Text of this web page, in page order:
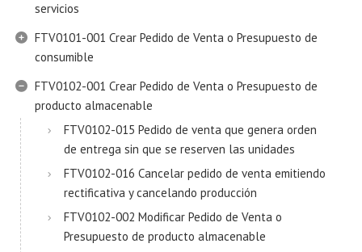
servicios
FTV0101-001 Crear Pedido de Venta o Presupuesto de
consumible
FTV0102-001 Crear Pedido de Venta o Presupuesto de
producto almacenable
FTV0102-015 Pedido de venta que genera orden
de entrega sin que se reserven las unidades
FTV0102-016 Cancelar pedido de venta emitiendo
rectificativa y cancelando producción
FTV0102-002 Modificar Pedido de Venta o
Presupuesto de producto almacenable